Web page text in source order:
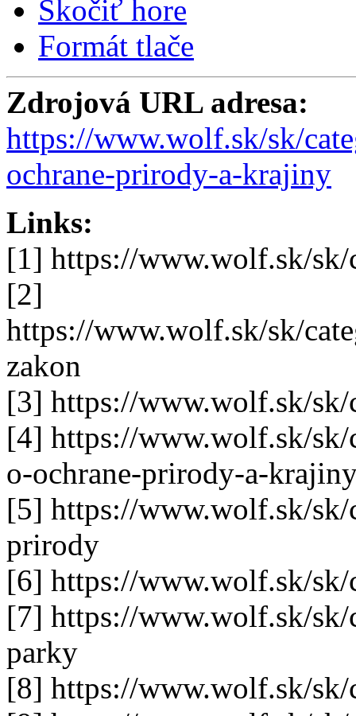
Skočiť hore
Formát tlače
Zdrojová URL adresa:
https://www.wolf.sk/sk/
ochrane-prirody-a-krajiny
Links:
[1] https://www.wolf.sk/
[2]
https://www.wolf.sk/sk/
zakon
[3] https://www.wolf.sk/
[4] https://www.wolf.sk/sk/
o-ochrane-prirody-a-
[5] https://www.wolf.sk/sk/
prirody
[6] https://www.wolf.sk/sk/
[7] https://www.wolf.sk/sk/
parky
[8] https://www.wolf.sk/sk/